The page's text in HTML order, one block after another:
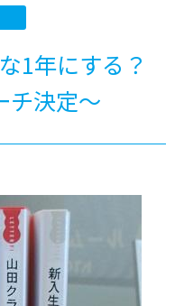
1年にする？
チ決定～